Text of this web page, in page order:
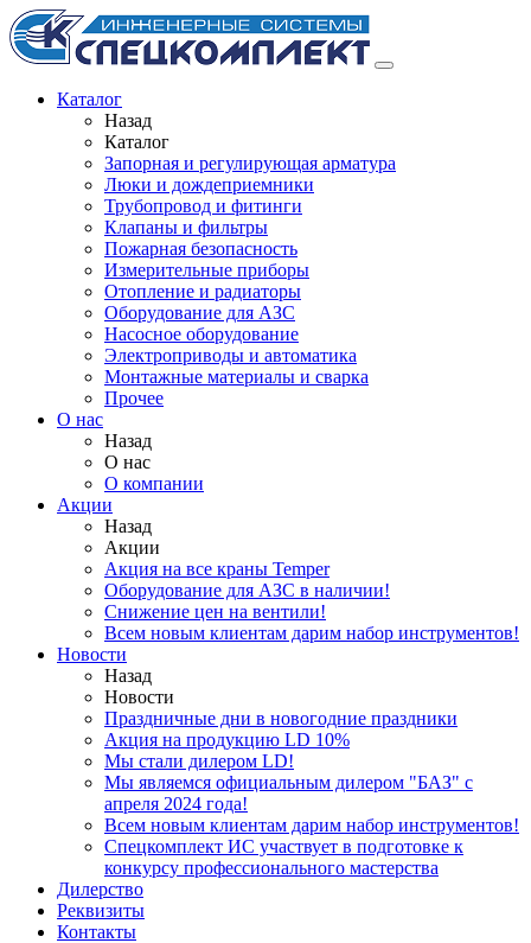
Каталог
Назад
Каталог
Запорная и регулирующая арматура
Люки и дождеприемники
Трубопровод и фитинги
Клапаны и фильтры
Пожарная безопасность
Измерительные приборы
Отопление и радиаторы
Оборудование для АЗС
Насосное оборудование
Электроприводы и автоматика
Монтажные материалы и сварка
Прочее
О нас
Назад
О нас
О компании
Акции
Назад
Акции
Акция на все краны Temper
Оборудование для АЗС в наличии!
Снижение цен на вентили!
Всем новым клиентам дарим набор инструментов!
Новости
Назад
Новости
Праздничные дни в новогодние праздники
Акция на продукцию LD 10%
Мы стали дилером LD!
Мы являемся официальным дилером "БАЗ" с
апреля 2024 года!
Всем новым клиентам дарим набор инструментов!
Спецкомплект ИС участвует в подготовке к
конкурсу профессионального мастерства
Дилерство
Реквизиты
Контакты